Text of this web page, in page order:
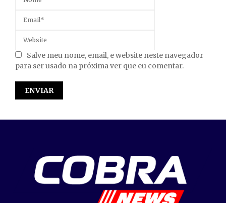
Salve meu nome, email, e website neste navegador
para ser usado na próxima ver que eu comentar.